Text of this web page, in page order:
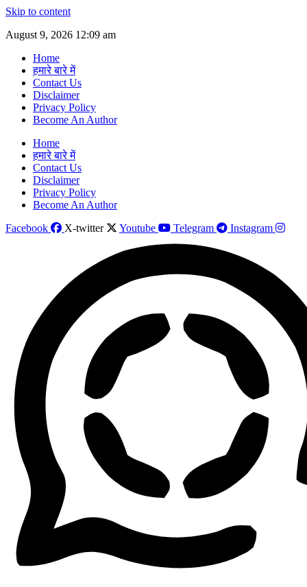
Skip to content
August 9, 2026 12:09 am
Home
हमारे बारे में
Contact Us
Disclaimer
Privacy Policy
Become An Author
Home
हमारे बारे में
Contact Us
Disclaimer
Privacy Policy
Become An Author
Facebook
X-twitter Youtube Telegram Instagram